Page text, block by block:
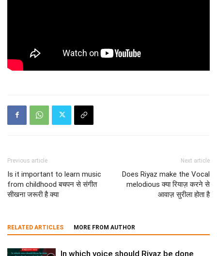
Previous article
Is it important to learn music
from childhood बचपन से संगीत
सीखना जरूरी है क्या
Next article
Does Riyaz make the Vocal
melodious क्या रियाज़ करने से
आवाज़ सुरीला होता है
RELATED ARTICLES MORE FROM AUTHOR
In which voice should Riyaz be done